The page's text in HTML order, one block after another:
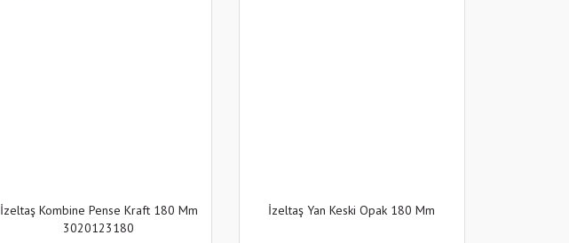
İzeltaş Kombine Pense Kraft 180 Mm
3020123180
İzeltaş Yan Keski Opak 180 Mm